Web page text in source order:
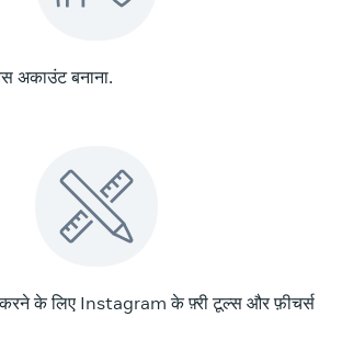
अकाउंट बनाना.
के लिए Instagram के फ़्री टूल्स और फ़ीचर्स